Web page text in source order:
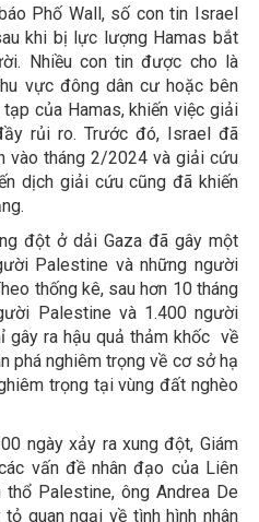
Phố Wall, số con tin Israel
khi bị lực lượng Hamas bắt
Nhiều con tin được cho là
vực đông dân cư hoặc bên
của Hamas, khiến việc giải
rủi ro. Trước đó, Israel đã
vào tháng 2/2024 và giải cứu
dịch giải cứu cũng đã khiến
đột ở dải Gaza đã gây một
Palestine và những người
thống kê, sau hơn 10 tháng
Palestine và 1.400 người
gây ra hậu quả thảm khốc về
phá nghiêm trọng về cơ sở hạ
trọng tại vùng đất nghèo
ngày xảy ra xung đột, Giám
vấn đề nhân đạo của Liên
Palestine, ông Andrea De
quan ngại về tình hình nhân